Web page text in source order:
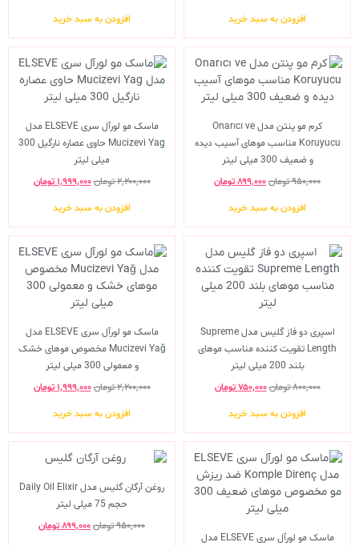
افزودن به سبد خرید افزودن به سبد خرید
کرم مو پنتن مدل Onarıcı ve
Koruyucu مناسب موهای آسیب دیده
و ضعیف 300 میلی لیتر
۹۵۰,۰۰۰تومان۸۹۹,۰۰۰تومان
افزودن به سبد خرید
ماسک مو لورآل سری ELSEVE مدل
Mucizevi Yag حاوی عصاره نارگیل 300
میلی لیتر
۲,۲۰۰,۰۰۰تومان۱,۹۹۹,۰۰۰ تومان
افزودن به سبد خرید
اسپری دو فاز گلیس مدل Supreme
Length تقویت کننده مناسب موهای
بلند 200 میلی لیتر
۸۰۰,۰۰۰تومان۷۵۰,۰۰۰ تومان
افزودن به سبد خرید
ماسک مو لورآل سری ELSEVE مدل
Mucizevi Yağ مخصوص موهای خشک
و معمولی 300 میلی لیتر
۲,۲۰۰,۰۰۰تومان۱,۹۹۹,۰۰۰ تومان
افزودن به سبد خرید
ماسک مو لورآل سری ELSEVE مدل
روغن آرگان گلیس مدل Daily Oil Elixir
حجم 75 میلی لیتر
۹۵۰,۰۰۰تومان۸۹۹,۰۰۰تومان